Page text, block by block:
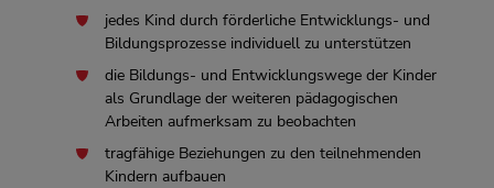
jedes Kind durch förderliche Entwicklungs- und
Bildungsprozesse individuell zu unterstützen
die Bildungs- und Entwicklungswege der Kinder
als Grundlage der weiteren pädagogischen
Arbeiten aufmerksam zu beobachten
tragfähige Beziehungen zu den teilnehmenden
Kindern aufbauen